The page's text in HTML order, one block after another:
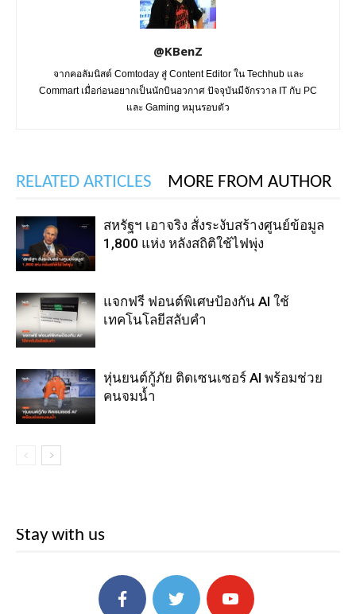
@KBenZ
จากคอลัมนิสต์ Comtoday สู่ Content Editor ใน Techhub และ
Commart เมื่อก่อนอยากเป็นนักบินอวกาศ ปัจจุบันมีจักรวาล IT กับ PC
และ Gaming หมุนรอบตัว
RELATED ARTICLES MORE FROM AUTHOR
สหรัฐฯ เอาจริง สั่งระงับสร้างศูนย์ข้อมูล
1,800 แห่ง หลังสถิติใช้ไฟพุ่ง
แจกฟรี ฟอนต์พิเศษป้องกัน AI ใช้
เทคโนโลยีสลับคำ
หุ่นยนต์กู้ภัย ติดเซนเซอร์ AI พร้อมช่วย
คนจมน้ำ
Stay with us